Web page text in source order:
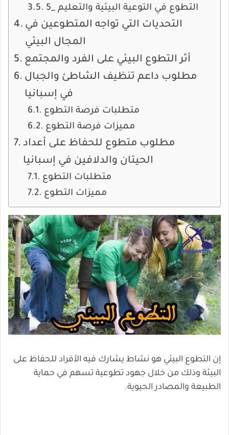
5_ التطوع في التوعية البيئية والتعليم
التحديات التي تواجه المتطوعين في
المجال البيئي
أثر التطوع البيئي على الفرد والمجتمع
مطلوب داعم تنظيف الشاطئ والجبال
في إسبانيا
متطلبات فرصة التطوع
مميزات فرصة التطوع
مطلوب متطوع للحفاظ على أعداد
الحيتان والدلافين في إسبانيا
متطلبات التطوع
مميزات التطوع
إن التطوع البيئي هو نشاط يشارك فيه الأفراد للحفاظ على
البيئة وذلك من خلال جهود تطوعية تسهم في حماية
الطبيعة والمصادر الحيوية.